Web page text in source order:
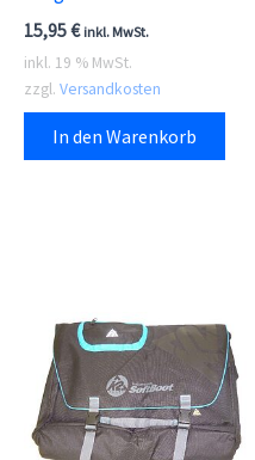
15,95€ inkl. MwSt.
inkl. 19 % MwSt.
zzgl. Versandkosten
In den Warenkorb